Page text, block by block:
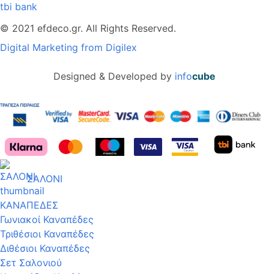
tbi bank
© 2021 efdeco.gr. All Rights Reserved.
Digital Marketing from Digilex
Designed & Developed by infocube
ΣΑΛΟΝΙ
ΚΑΝΑΠΕΔΕΣ
Γωνιακοί Καναπέδες
Τριθέσιοι Καναπέδες
Διθέσιοι Καναπέδες
Σετ Σαλονιού